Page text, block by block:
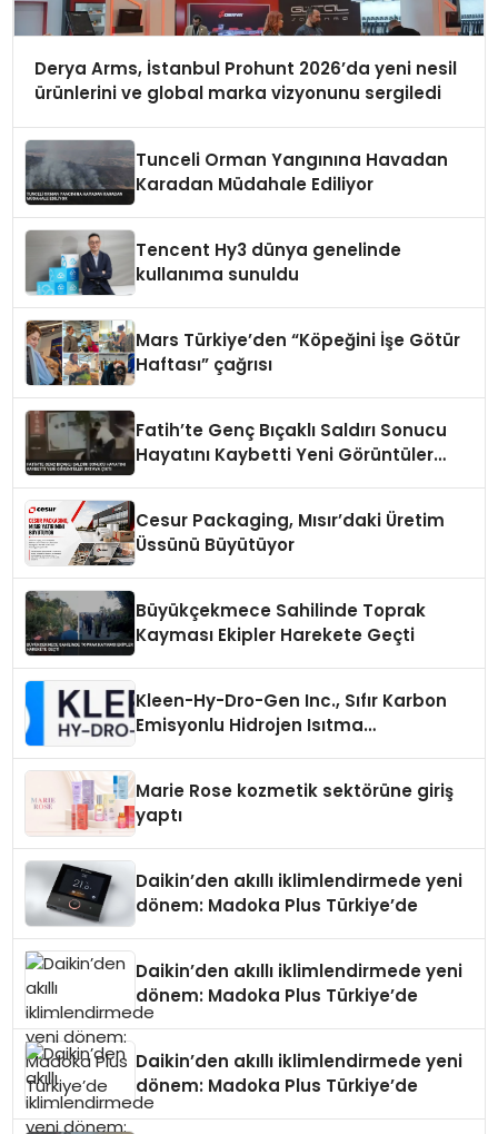
Derya Arms, İstanbul Prohunt 2026’da yeni nesil
ürünlerini ve global marka vizyonunu sergiledi
Tunceli Orman Yangınına Havadan
Karadan Müdahale Ediliyor
Tencent Hy3 dünya genelinde
kullanıma sunuldu
Mars Türkiye’den “Köpeğini İşe Götür
Haftası” çağrısı
Fatih’te Genç Bıçaklı Saldırı Sonucu
Hayatını Kaybetti Yeni Görüntüler
Cesur Packaging, Mısır’daki Üretim
Üssünü Büyütüyor
Büyükçekmece Sahilinde Toprak
Kayması Ekipler Harekete Geçti
Kleen-Hy-Dro-Gen Inc., Sıfır Karbon
Emisyonlu Hidrojen Isıtma
Marie Rose kozmetik sektörüne giriş
yaptı
Daikin’den akıllı iklimlendirmede yeni
dönem: Madoka Plus Türkiye’de
Daikin’den akıllı iklimlendirmede yeni
dönem: Madoka Plus Türkiye’de
Daikin’den akıllı iklimlendirmede yeni
dönem: Madoka Plus Türkiye’de